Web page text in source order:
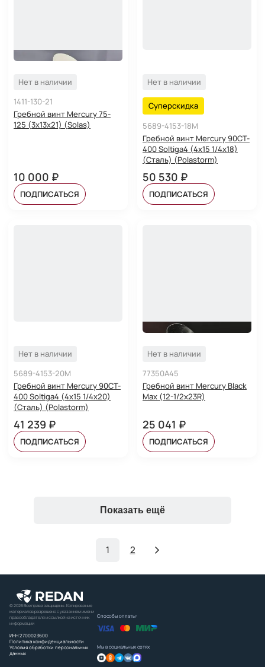
Нет в наличии
1411-130-21
Гребной винт Mercury 75-
125 (3x13x21) (Solas)
10 000 ₽
ПОДПИСАТЬСЯ
Нет в наличии
Суперскидка
5689-4153-18M
Гребной винт Mercury 90CT-
400 Soltiga4 (4x15 1/4x18)
(Сталь) (Polastorm)
50 530 ₽
ПОДПИСАТЬСЯ
Нет в наличии
5689-4153-20M
Гребной винт Mercury 90CT-
400 Soltiga4 (4x15 1/4x20)
(Сталь) (Polastorm)
41 239 ₽
ПОДПИСАТЬСЯ
Нет в наличии
77350A45
Гребной винт Mercury Black
Max (12-1/2х23R)
25 041 ₽
ПОДПИСАТЬСЯ
Показать ещё
1 2
© 2026 Все права защищены. Копирование
материалов разрешено с указанием имени
правообладателя и ссылкой на источник
информации
ИНН 2700023600
Политика конфиденциальности
Условия обработки персональных
данных
Способы оплаты:
Мы в социальных сетях